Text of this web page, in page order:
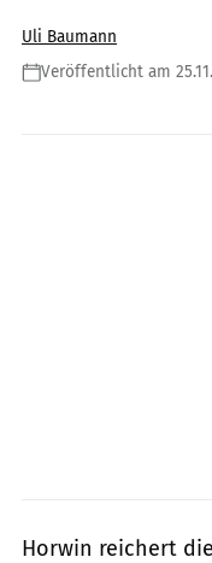
Uli Baumann
Veröffentlicht am
Horwin reichert